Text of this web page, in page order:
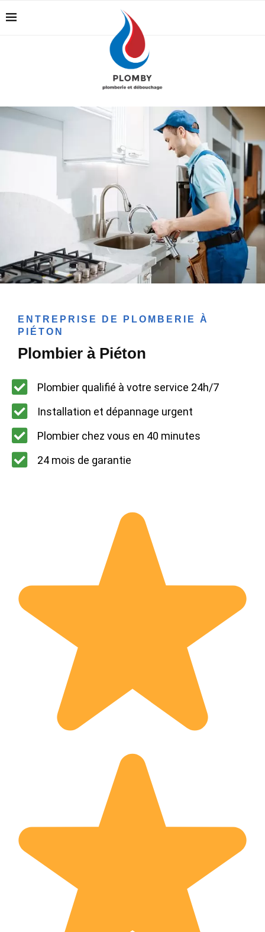
ENTREPRISE DE PLOMBERIE À
PIÉTON
Plombier à Piéton
Plombier qualifié à votre service 24h/7
Installation et dépannage urgent
Plombier chez vous en 40 minutes
24 mois de garantie